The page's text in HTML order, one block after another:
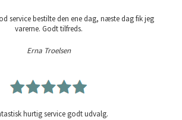
service bestilte den ene dag, næste dag fik jeg
varerne. Godt tilfreds.
Erna Troelsen
hurtig service godt udvalg.